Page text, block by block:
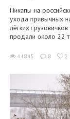
Пикапы на
ухода привычных
лёгких
продали около 22
44845 8 2